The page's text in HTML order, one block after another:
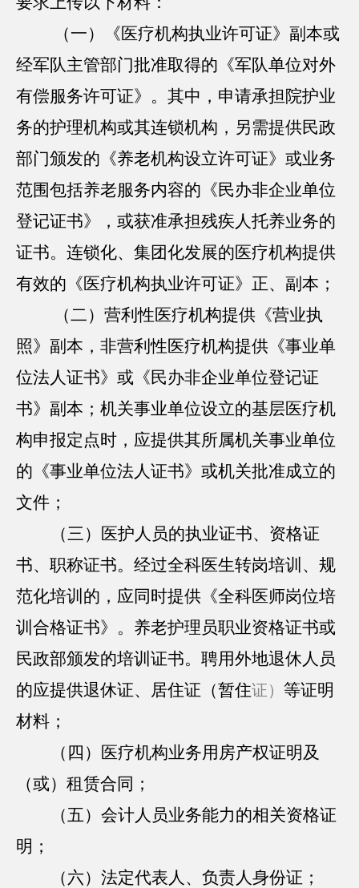
（一）《医疗机构执业许可证》副本或
经军队主管部门批准取得的《军队单位对外
有偿服务许可证》。其中，申请承担院护业
务的护理机构或其连锁机构，另需提供民政
部门颁发的《养老机构设立许可证》或业务
范围包括养老服务内容的《民办非企业单位
登记证书》，或获准承担残疾人托养业务的
证书。连锁化、集团化发展的医疗机构提供
有效的《医疗机构执业许可证》正、副本；
（二）营利性医疗机构提供《营业执
照》副本，非营利性医疗机构提供《事业单
位法人证书》或《民办非企业单位登记证
书》副本；机关事业单位设立的基层医疗机
构申报定点时，应提供其所属机关事业单位
的《事业单位法人证书》或机关批准成立的
文件；
（三）医护人员的执业证书、资格证
书、职称证书。经过全科医生转岗培训、规
范化培训的，应同时提供《全科医师岗位培
训合格证书》。养老护理员职业资格证书或
民政部颁发的培训证书。聘用外地退休人员
的应提供退休证、居住证（暂住证） 等证明
材料；
（四）医疗机构业务用房产权证明及
（或）租赁合同；
（五）会计人员业务能力的相关资格证
明；
（六）法定代表人、负责人身份证；